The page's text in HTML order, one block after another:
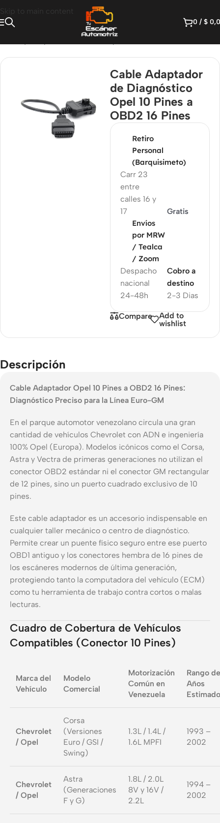
Skip to main content
0 / $
Cable Adaptador
de Diagnóstico
Opel 10 Pines a
OBD2 16 Pines
Retiro
Personal
(Barquisimeto)
Carr 23
entre
calles 16 y
17
Gratis
Envíos
por MRW
/ Tealca
/ Zoom
Despacho
nacional
24-48h
2-3 Dias
Cobro a
destino
Compare
Add to
wishlist
Descripción
Cable Adaptador Opel 10 Pines a OBD2 16 Pines:
Diagnóstico Preciso para la Línea Euro-GM
En el parque automotor venezolano circula una gran
cantidad de vehículos Chevrolet con ADN e ingeniería
100% Opel (Europa). Modelos icónicos como el Corsa,
Astra y Vectra de primeras generaciones no utilizan el
conector OBD2 estándar ni el conector GM rectangular
de 12 pines, sino un puerto cuadrado exclusivo de 10
pines.
Este cable adaptador es un accesorio indispensable en
cualquier taller mecánico o centro de diagnóstico.
Permite crear un puente físico seguro entre ese puerto
OBD1 antiguo y los conectores hembra de 16 pines de
los escáneres modernos de última generación,
protegiendo tanto la computadora del vehículo (ECM)
como tu herramienta de trabajo contra cortos o malas
lecturas.
Cuadro de Cobertura de Vehículos
Compatibles (Conector 10 Pines)
Marca del
Vehículo
Modelo
Comercial
Motorización
Común en
Venezuela
Rango de
Años
Estimado
Chevrolet
/ Opel
Corsa
(Versiones
Euro / GSI /
Swing)
1.3L / 1.4L /
1.6L MPFI
1993 –
2002
Chevrolet
/ Opel
Astra
(Generaciones
F y G)
1.8L / 2.0L
8V y 16V /
2.2L
1994 –
2002